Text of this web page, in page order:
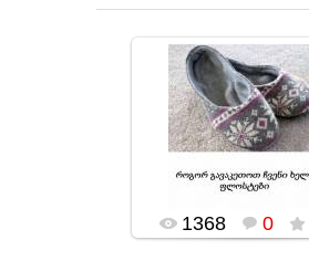
02.02.2016
popularsge
1368 0